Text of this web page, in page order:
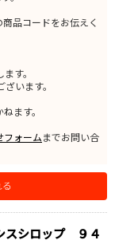
品コードをお伝えく
す。
います。
ます。
フォームまでお問い合
スシロップ ９４